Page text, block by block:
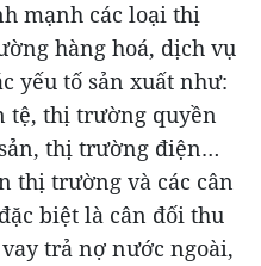
mạnh các loại thị
hàng hoá, dịch vụ
yếu tố sản xuất như:
thị trường quyền
thị trường điện…
thị trường và các cân
biệt là cân đối thu
trả nợ nước ngoài,